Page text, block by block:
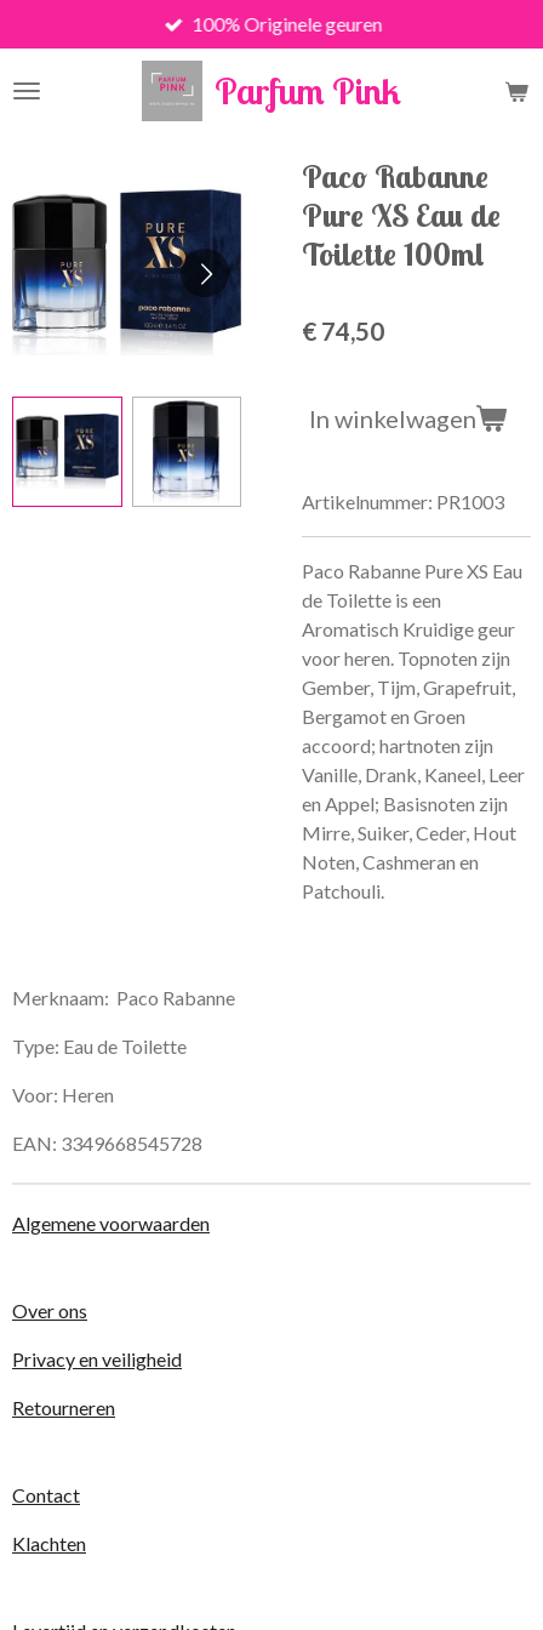
direct
naar
Parfum Pink
100% Originele geuren
Paco Rabanne
Pure XS Eau de
Toilette 100ml
€ 74,50
In winkelwagen
Artikelnummer: PR1003
Paco Rabanne Pure XS Eau
de Toilette is een
Aromatisch Kruidige geur
voor heren. Topnoten zijn
Gember, Tijm, Grapefruit,
Bergamot en Groen
accoord; hartnoten zijn
Vanille, Drank, Kaneel, Leer
en Appel; Basisnoten zijn
Mirre, Suiker, Ceder, Hout
Noten, Cashmeran en
Patchouli.
Merknaam: Paco Rabanne
Type: Eau de Toilette
Voor: Heren
EAN: 3349668545728
Algemene voorwaarden
Over ons
Privacy en veiligheid
Retourneren
Contact
Klachten